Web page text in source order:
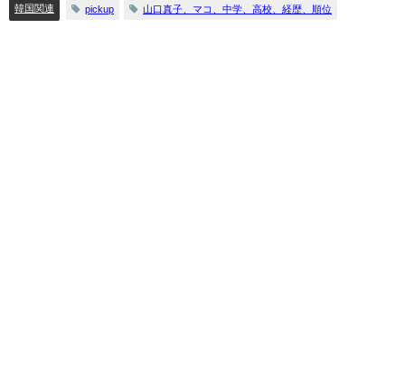
韓国関連 pickup 山口真子、マコ、中学、高校、経歴、順位